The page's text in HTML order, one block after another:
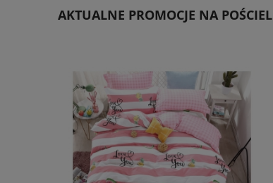
AKTUALNE PROMOCJE NA POŚCIEL